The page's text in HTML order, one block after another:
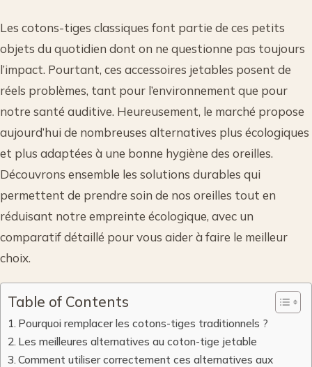
Les cotons-tiges classiques font partie de ces petits
objets du quotidien dont on ne questionne pas toujours
l’impact. Pourtant, ces accessoires jetables posent de
réels problèmes, tant pour l’environnement que pour
notre santé auditive. Heureusement, le marché propose
aujourd’hui de nombreuses alternatives plus écologiques
et plus adaptées à une bonne hygiène des oreilles.
Découvrons ensemble les solutions durables qui
permettent de prendre soin de nos oreilles tout en
réduisant notre empreinte écologique, avec un
comparatif détaillé pour vous aider à faire le meilleur
choix.
Table of Contents
Pourquoi remplacer les cotons-tiges traditionnels ?
Les meilleures alternatives au coton-tige jetable
Comment utiliser correctement ces alternatives aux